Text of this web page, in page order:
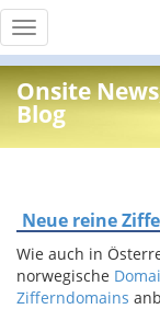
Toggle
navigation
Onsite
Blog
Neue reine
Wie auch in
norwegische
Zifferndomains